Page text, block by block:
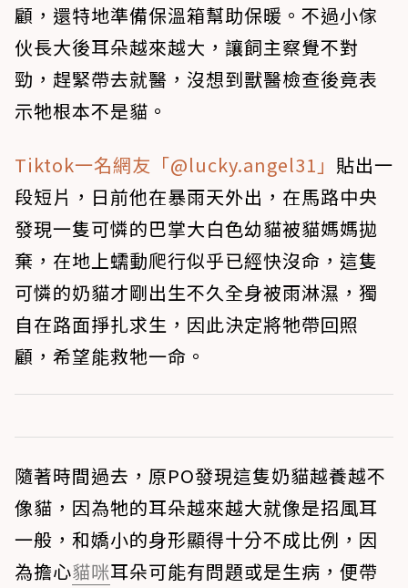
顧，還特地準備保溫箱幫助保暖。不過小傢
伙長大後耳朵越來越大，讓飼主察覺不對
勁，趕緊帶去就醫，沒想到獸醫檢查後竟表
示牠根本不是貓。
Tiktok一名網友「@lucky.angel31」 貼出一
段短片，日前他在暴雨天外出，在馬路中央
發現一隻可憐的巴掌大白色幼貓被貓媽媽拋
棄，在地上蠕動爬行似乎已經快沒命，這隻
可憐的奶貓才剛出生不久全身被雨淋濕，獨
自在路面掙扎求生，因此決定將牠帶回照
顧，希望能救牠一命。
隨著時間過去，原PO發現這隻奶貓越養越不
像貓，因為牠的耳朵越來越大就像是招風耳
一般，和嬌小的身形顯得十分不成比例，因
為擔心貓咪耳朵可能有問題或是生病，便帶